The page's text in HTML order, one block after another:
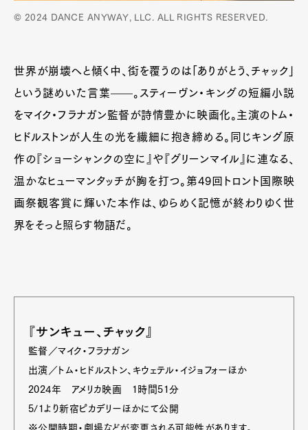
© 2024 DANCE ANYWAY, LLC. ALL RIGHTS RESERVED.
世界が崩壊へと傾く中、街を覆うのは「ありがとう、チャック」
という謎めいた言葉——。スティーヴン・キングの短編小説
をマイク・フラナガン監督が詩情豊かに映画化。主演のトム・
ヒドルストンが人生の光を繊細に抱き締める。同じキング原
作の『ショーシャンクの空に』や『グリーンマイル』に連なる、
温かなヒューマンタッチが胸を打つ。第49回トロント国際映
画祭観客賞に輝いた本作は、ゆらめく記憶が終わりゆく世
界をそっと照らす物語だ。
『サンキュー、チャック』
監督／マイク・フラナガン
出演／トム・ヒドルストン、キウェテル・イジョフォーほか
2024年 アメリカ映画 1時間51分
5/1より新宿ピカデリーほかにて公開
※公開時期・劇場などが変更される可能性があります。